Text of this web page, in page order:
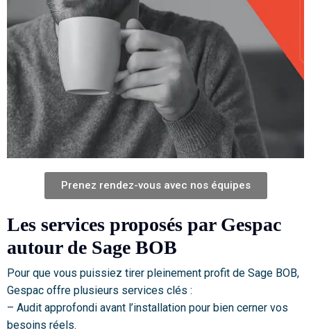
Prenez rendez-vous avec nos équipes
Les services proposés par Gespac
autour de Sage BOB
Pour que vous puissiez tirer pleinement profit de Sage BOB,
Gespac offre plusieurs services clés :
– Audit approfondi avant l’installation pour bien cerner vos
besoins réels.